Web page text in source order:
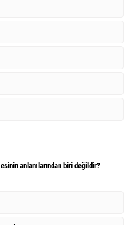
anlamlarından biri değildir?